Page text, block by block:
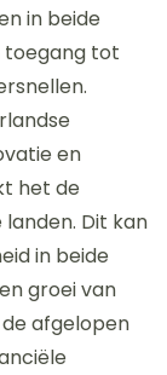
in beide
toegang tot
en
het de
Dit kan
in beide
groei van
afgelopen